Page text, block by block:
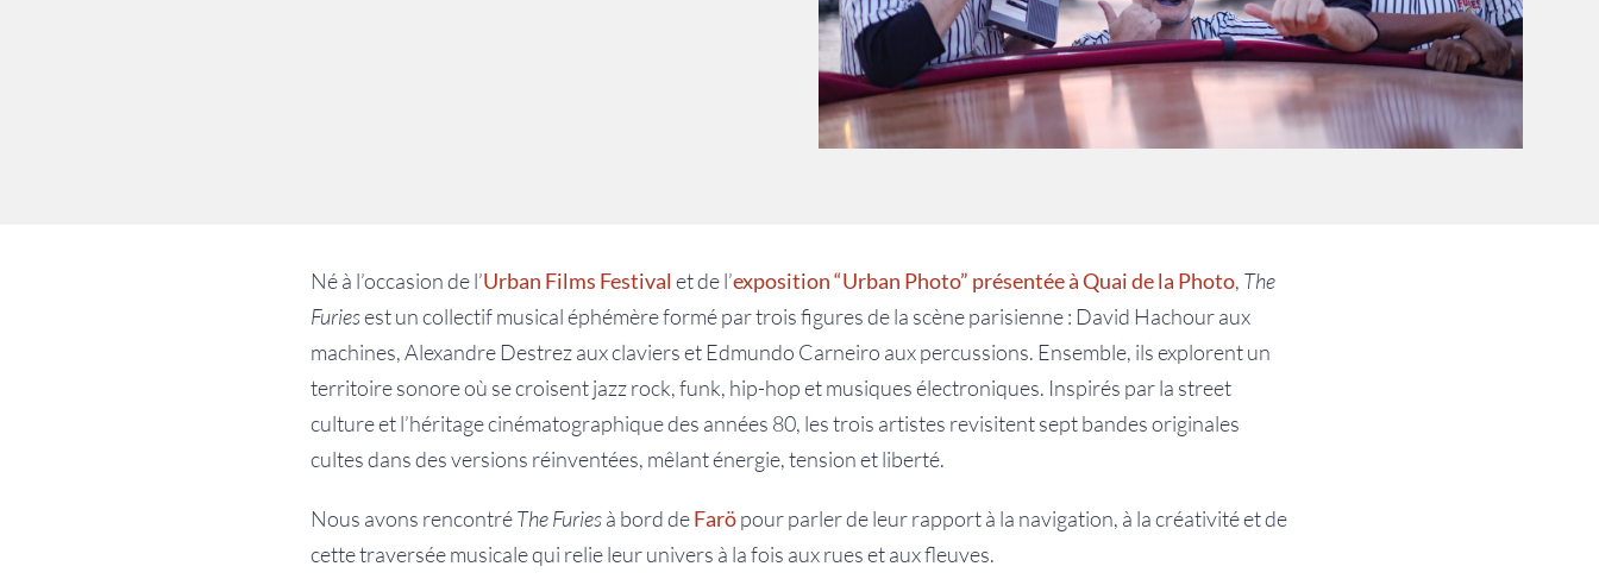
Né à l’occasion de l’Urban Films Festival et de l’exposition “Urban Photo” présentée à Quai de la Photo, The
Furiesest un collectif musical éphémère formé par trois figures de la scène parisienne : David Hachour aux
machines, Alexandre Destrez aux claviers et Edmundo Carneiro aux percussions. Ensemble, ils explorent un
territoire sonore où se croisent jazz rock, funk, hip-hop et musiques électroniques. Inspirés par la street
culture et l’héritage cinématographique des années 80, les trois artistes revisitent sept bandes originales
cultes dans des versions réinventées, mêlant énergie, tension et liberté.
Nous avons rencontréThe Furiesà bord deFaröpour parler de leur rapport à la navigation, à la créativité et de
cette traversée musicale qui relie leur univers à la fois aux rues et aux fleuves.